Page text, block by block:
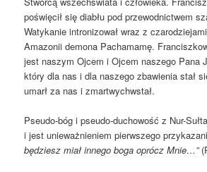
poświęcił się diabłu pod przewodnictwem
Watykanie intronizował wraz z
Amazonii demona Pachamamę.
jest naszym Ojcem i Ojcem naszego Pana
który dla nas i dla naszego zbawienia stał
umarł za nas i zmartwychwstał.
Pseudo-bóg i pseudo-duchowość z Nur-
i jest unieważnieniem pierwszego
będziesz miał innego boga oprócz Mnie…”